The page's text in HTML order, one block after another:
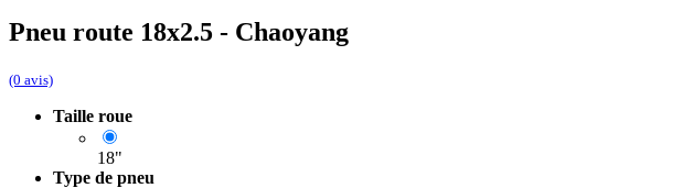
Pneu route 18x2.5 - Chaoyang
(0 avis)
Taille roue
18"
Type de pneu